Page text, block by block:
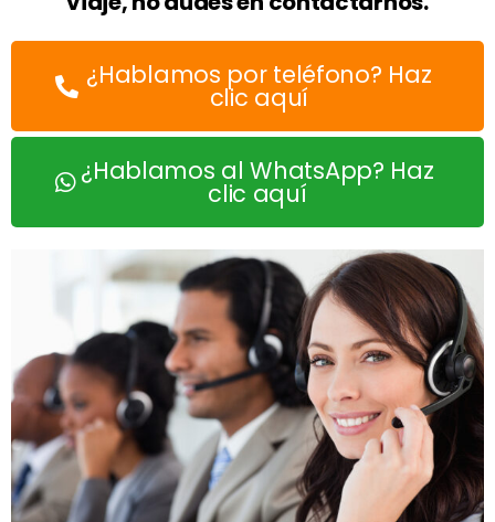
¿Hablamos por teléfono? Haz
clic aquí
¿Hablamos al WhatsApp? Haz
clic aquí